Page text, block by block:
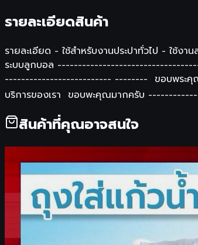
รายละเอียดสินค้า
รายละเอียด - ใช้สำหรับงานประปาทั่วไป - ใช้
ระบบลูกบอล
-------------------------- -------- ขอบพระคุณมากครั
บริการของเรา ขอบพะคุณมากครับ
สินค้าที่คุณอาจสนใจ